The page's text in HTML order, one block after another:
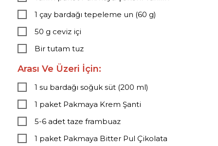
1 çay bardağı tepeleme un (60 g)
50 g ceviz içi
Bir tutam tuz
Arası Ve Üzeri İçin:
1 su bardağı soğuk süt (200 ml)
1 paket Pakmaya Krem Şanti
5-6 adet taze frambuaz
1 paket Pakmaya Bitter Pul Çikolata